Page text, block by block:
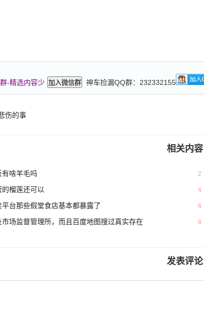
-精选内容少 加入微信群 神车捡漏QQ群：232332155
伤的事
相关内容
有啥羊毛吗 2
的榴莲还可以 4
平台那些假堂食店基本都暴露了 6
市场监督管理所，而且百度地图搜过真实存在 8
发表评论